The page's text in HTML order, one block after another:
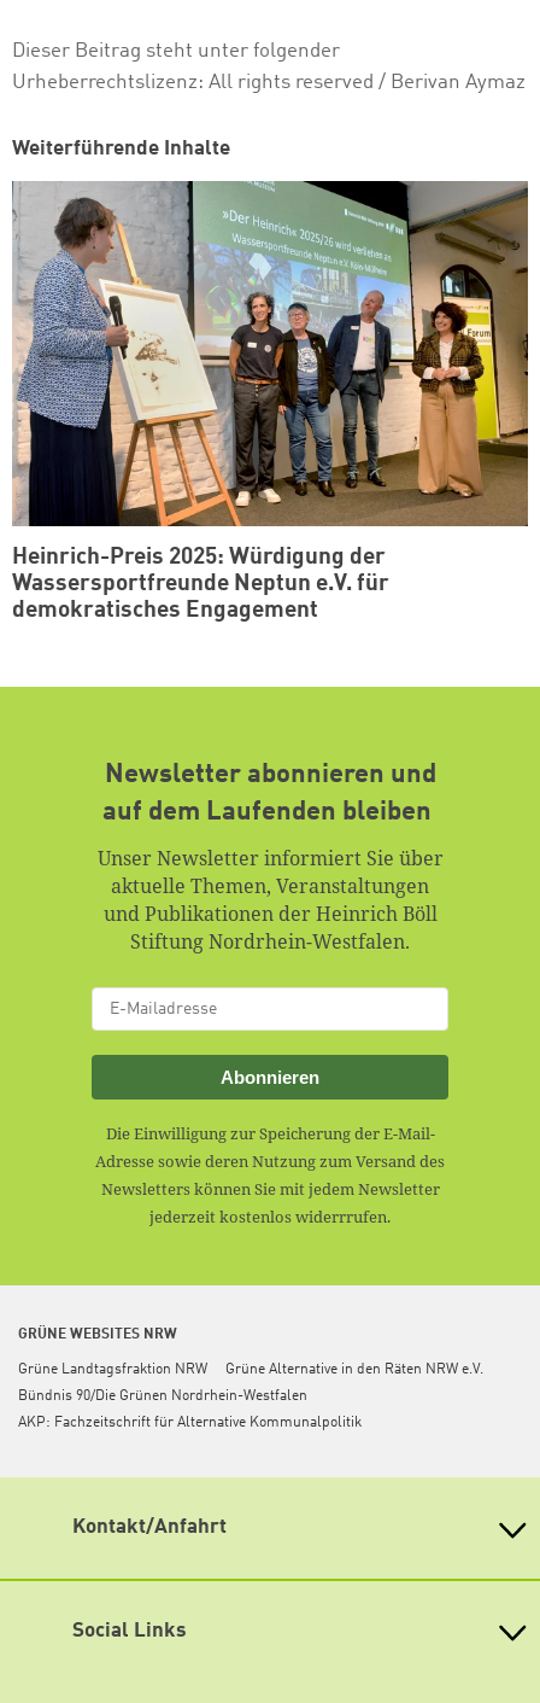
Dieser Beitrag steht unter folgender
Urheberrechtslizenz: All rights reserved / Berivan Aymaz
Weiterführende Inhalte
Heinrich-Preis 2025: Würdigung der
Wassersportfreunde Neptun e.V. für
demokratisches Engagement
Newsletter abonnieren und
auf dem Laufenden bleiben
Unser Newsletter informiert Sie über
aktuelle Themen, Veranstaltungen
und Publikationen der Heinrich Böll
Stiftung Nordrhein-Westfalen.
Abonnieren
Die Einwilligung zur Speicherung der E-Mail-
Adresse sowie deren Nutzung zum Versand des
Newsletters können Sie mit jedem Newsletter
jederzeit kostenlos widerrrufen.
GRÜNE WEBSITES NRW
Grüne Landtagsfraktion NRW
Grüne Alternative in den Räten NRW e.V.
Bündnis 90/Die Grünen Nordrhein-Westfalen
AKP: Fachzeitschrift für Alternative Kommunalpolitik
Kontakt/Anfahrt
40210 Düsseldorf
Social Links